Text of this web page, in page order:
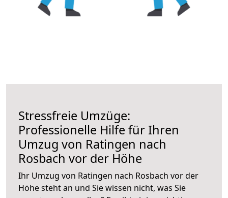
Stressfreie Umzüge:
Professionelle Hilfe für Ihren
Umzug von Ratingen nach
Rosbach vor der Höhe
Ihr Umzug von Ratingen nach Rosbach vor der
Höhe steht an und Sie wissen nicht, was Sie